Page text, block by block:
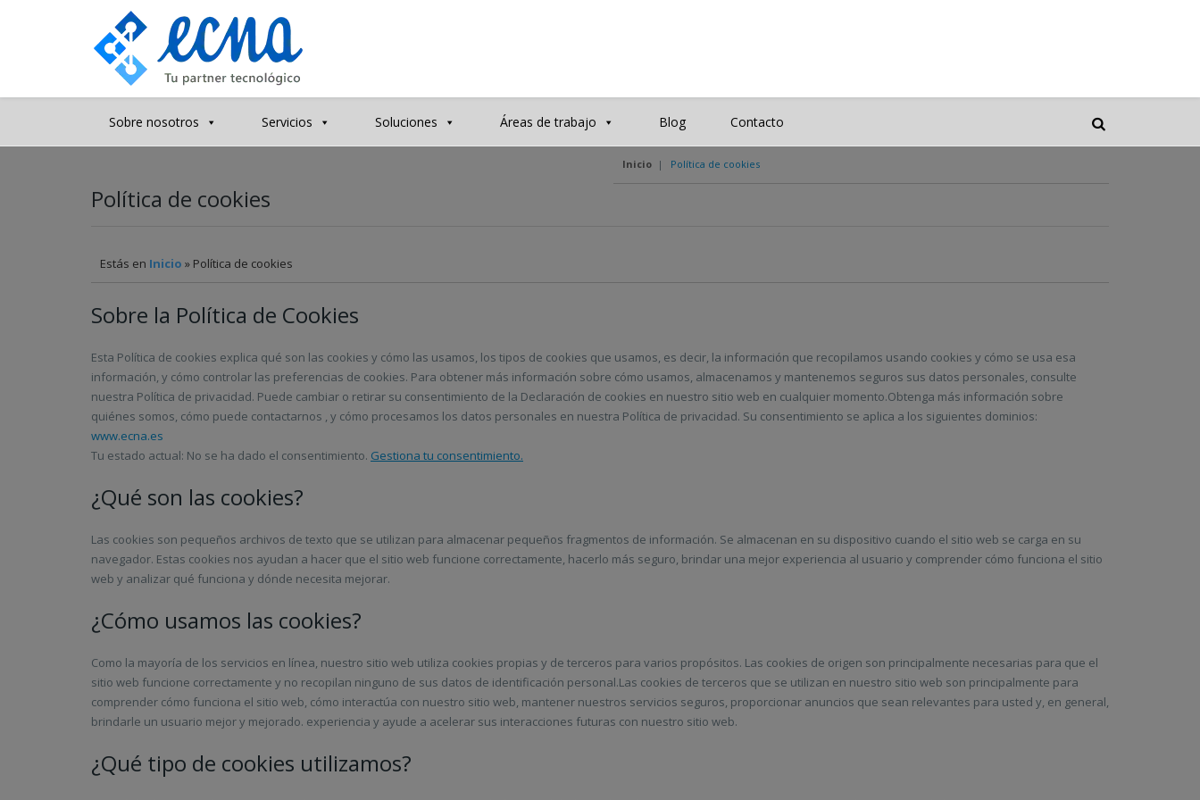
Sobre nosotros Servicios Soluciones Áreas de trabajo Blog Contacto
Política de cookies
Inicio | Política de cookies
Estás en Inicio » Política de cookies
Sobre la Política de Cookies
Esta Política de cookies explica qué son las cookies y cómo las usamos, los tipos de cookies que usamos, es decir, la información que recopilamos usando cookies y cómo se usa esa
información, y cómo controlar las preferencias de cookies. Para obtener más información sobre cómo usamos, almacenamos y mantenemos seguros sus datos personales, consulte
nuestra Política de privacidad. Puede cambiar o retirar su consentimiento de la Declaración de cookies en nuestro sitio web en cualquier momento.Obtenga más información sobre
quiénes somos, cómo puede contactarnos , y cómo procesamos los datos personales en nuestra Política de privacidad. Su consentimiento se aplica a los siguientes dominios:
www.ecna.es
Tu estado actual: No se ha dado el consentimiento. Gestiona tu consentimiento.
¿Qué son las cookies?
Las cookies son pequeños archivos de texto que se utilizan para almacenar pequeños fragmentos de información. Se almacenan en su dispositivo cuando el sitio web se carga en su
navegador. Estas cookies nos ayudan a hacer que el sitio web funcione correctamente, hacerlo más seguro, brindar una mejor experiencia al usuario y comprender cómo funciona el sitio
web y analizar qué funciona y dónde necesita mejorar.
¿Cómo usamos las cookies?
Como la mayoría de los servicios en línea, nuestro sitio web utiliza cookies propias y de terceros para varios propósitos. Las cookies de origen son principalmente necesarias para que el
sitio web funcione correctamente y no recopilan ninguno de sus datos de identificación personal.Las cookies de terceros que se utilizan en nuestro sitio web son principalmente para
comprender cómo funciona el sitio web, cómo interactúa con nuestro sitio web, mantener nuestros servicios seguros, proporcionar anuncios que sean relevantes para usted y, en general,
brindarle un usuario mejor y mejorado. experiencia y ayude a acelerar sus interacciones futuras con nuestro sitio web.
¿Qué tipo de cookies utilizamos?